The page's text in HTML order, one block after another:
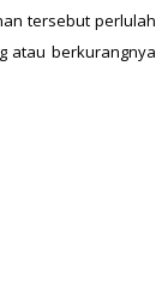
tersebut perlulah
atau berkurangnya